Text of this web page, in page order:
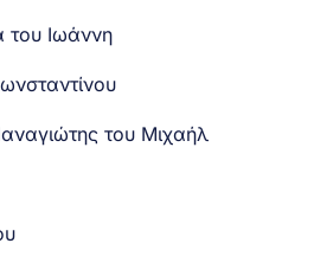
Ιωάννη
του Μιχαήλ